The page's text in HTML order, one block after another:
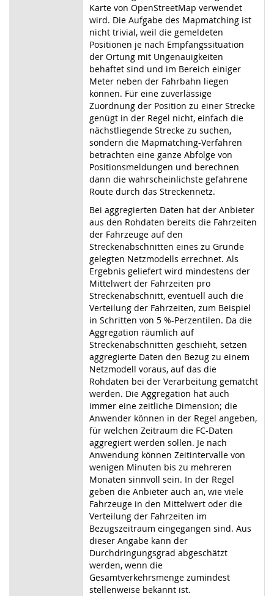
Karte von OpenStreetMap verwendet
wird. Die Aufgabe des Mapmatching ist
nicht trivial, weil die gemeldeten
Positionen je nach Empfangssituation
der Ortung mit Ungenauigkeiten
behaftet sind und im Bereich einiger
Meter neben der Fahrbahn liegen
können. Für eine zuverlässige
Zuordnung der Position zu einer Strecke
genügt in der Regel nicht, einfach die
nächstliegende Strecke zu suchen,
sondern die Mapmatching-Verfahren
betrachten eine ganze Abfolge von
Positionsmeldungen und berechnen
dann die wahrscheinlichste gefahrene
Route durch das Streckennetz.
Bei aggregierten Daten hat der Anbieter
aus den Rohdaten bereits die Fahrzeiten
der Fahrzeuge auf den
Streckenabschnitten eines zu Grunde
gelegten Netzmodells errechnet. Als
Ergebnis geliefert wird mindestens der
Mittelwert der Fahrzeiten pro
Streckenabschnitt, eventuell auch die
Verteilung der Fahrzeiten, zum Beispiel
in Schritten von 5 %-Perzentilen. Da die
Aggregation räumlich auf
Streckenabschnitten geschieht, setzen
aggregierte Daten den Bezug zu einem
Netzmodell voraus, auf das die
Rohdaten bei der Verarbeitung gematcht
werden. Die Aggregation hat auch
immer eine zeitliche Dimension; die
Anwender können in der Regel angeben,
für welchen Zeitraum die FC-Daten
aggregiert werden sollen. Je nach
Anwendung können Zeitintervalle von
wenigen Minuten bis zu mehreren
Monaten sinnvoll sein. In der Regel
geben die Anbieter auch an, wie viele
Fahrzeuge in den Mittelwert oder die
Verteilung der Fahrzeiten im
Bezugszeitraum eingegangen sind. Aus
dieser Angabe kann der
Durchdringungsgrad abgeschätzt
werden, wenn die
Gesamtverkehrsmenge zumindest
stellenweise bekannt ist.